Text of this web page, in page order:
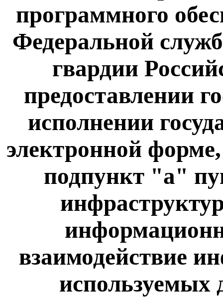
программного
Федеральной
гвардии
предоставлении
исполнении
электронной
подпункт "а"
взаимодействие
используемых